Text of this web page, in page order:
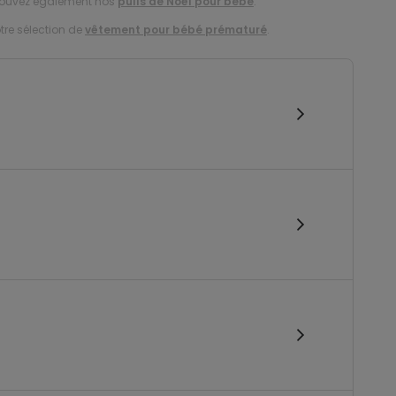
sélection devêtement pour bébé prématuré.